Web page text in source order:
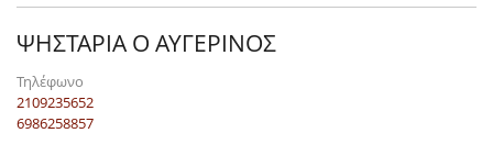
ΨΗΣΤΑΡΙΑ Ο ΑΥΓΕΡΙΝΟΣ
Τηλέφωνο
2109235652
6986258857